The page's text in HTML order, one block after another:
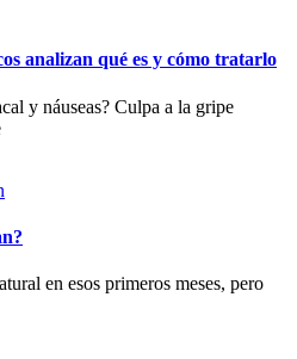
analizan qué es y cómo tratarlo
y náuseas? Culpa a la gripe
en esos primeros meses, pero